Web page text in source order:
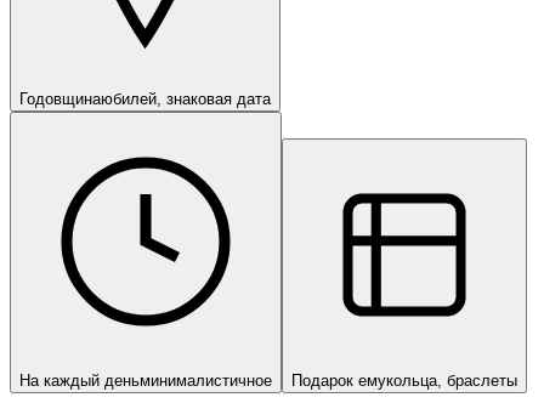
Годовщинаюбилей, знаковая дата
На каждый деньминималистичное Подарок емукольца, браслеты